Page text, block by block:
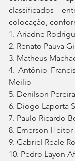
classificados
colocação,
1. Ariadne
2. Renato Pauva
3. Matheus
4. Antônio
Meilio
5. Denilson
6. Diogo Laporta
7. Paulo Ricardo
8. Emerson
9. Gabriel Reale
10. Pedro Layon